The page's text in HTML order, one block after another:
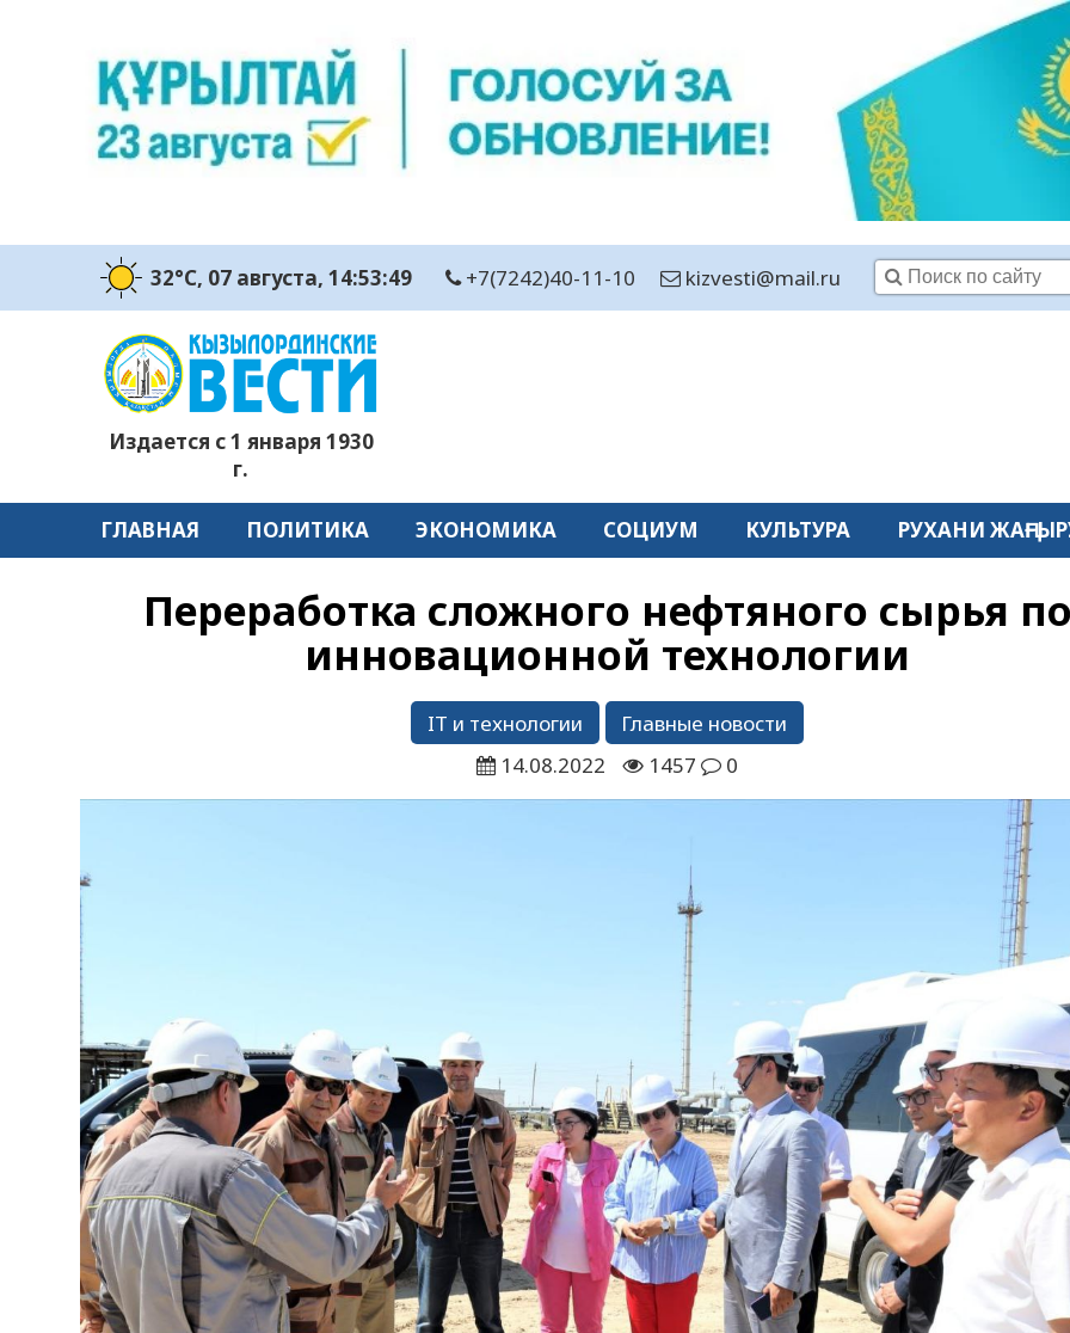
32°C, 07 августа, 14:53:51 +7(7242)40-11-10 kizvesti@mail.ru
Издается с 1 января 1930
г.
ГЛАВНАЯ ПОЛИТИКА ЭКОНОМИКА СОЦИУМ КУЛЬТУРА РУХАНИ
Переработка сложного нефтяного сырья по
инновационной технологии
IT и технологии
Главные новости
14.08.2022
1457 0